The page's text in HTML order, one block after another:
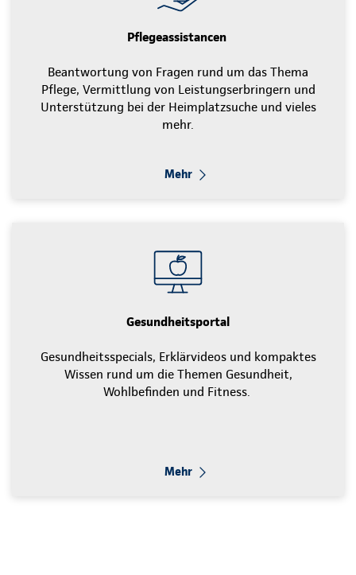
Pflegeassistancen
Beantwortung von Fragen rund um das Thema
Pflege, Vermittlung von Leistungserbringern und
Unterstützung bei der Heimplatzsuche und vieles
mehr.
Mehr
Gesundheitsportal
Gesundheitsspecials, Erklärvideos und kompaktes
Wissen rund um die Themen Gesundheit,
Wohlbefinden und Fitness.
Mehr